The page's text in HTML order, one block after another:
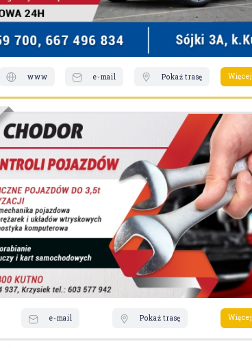
www e-mail Pokaż trasę Więcej
e-mail Pokaż trasę Więcej